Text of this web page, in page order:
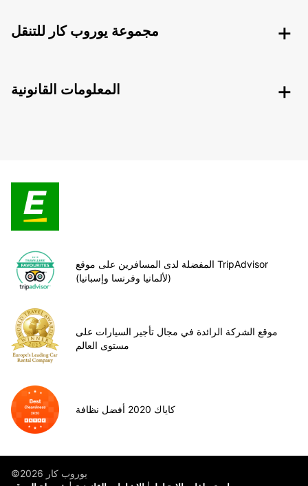
مجموعة يوروب كار للتنقل
المعلومات القانونية
المفضلة لدى المسافرين على موقع TripAdvisor
(لألمانيا وفرنسا وإسبانيا)
موقع الشركة الرائدة في مجال تأجير السيارات على
مستوى العالم
كاياك 2020 أفضل نظافة
©يوروب كار 2026